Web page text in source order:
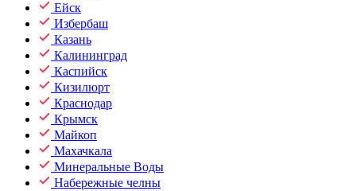
Ейск
Избербаш
Казань
Калининград
Каспийск
Кизилюрт
Краснодар
Крымск
Майкоп
Махачкала
Минеральные Воды
Набережные челны